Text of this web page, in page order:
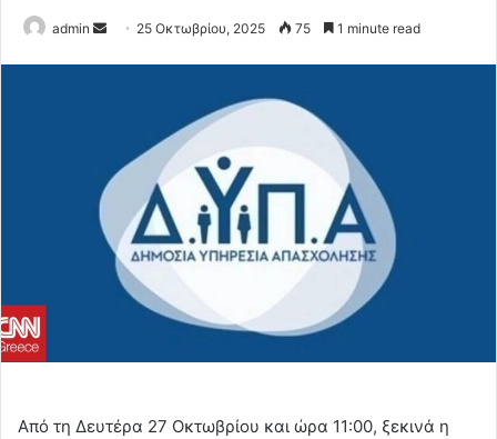
admin
Send 25 Οκτωβρίου, 2025 75 1 minute read
Από τη Δευτέρα 27 Οκτωβρίου και ώρα 11:00, ξεκινά η